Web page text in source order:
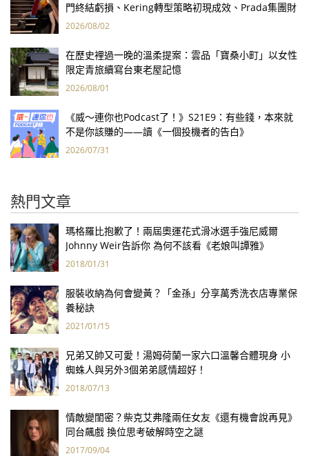
門終結虧損、Kering轉型策略初現成效、Prada集團財
報亮眼
2026/08/02
在歷史裡過一晚的溫柔提案：雲品「寶桑小町」以女性
限定青旅續寫台東老屋記憶
2026/08/01
《威～連你也Podcast了！》S21E9：有些錢，本來就
不是你該賺的——讀《一個投機者的告白》
2026/07/31
熱門文章
瑪格羅比抱歉了！兩屆奧運花式滑冰選手強尼威爾
Johnny Weir告訴你 為何不該看《老娘叫譚雅》
2018/01/31
服裝收納為何會變黃？「金孫」分享萬秀洗衣店專業保
養秘訣
2021/01/15
兄弟又帥又可愛！湯姆荷蘭一家六口溫馨合體現身 小
蜘蛛人與另外3個弟弟感情超好！
2018/07/13
情敵變閨密？柴克艾弗隆兩任女友《還有機會說再見》
同台飆戲 換位思考破解時空之謎
2017/09/04